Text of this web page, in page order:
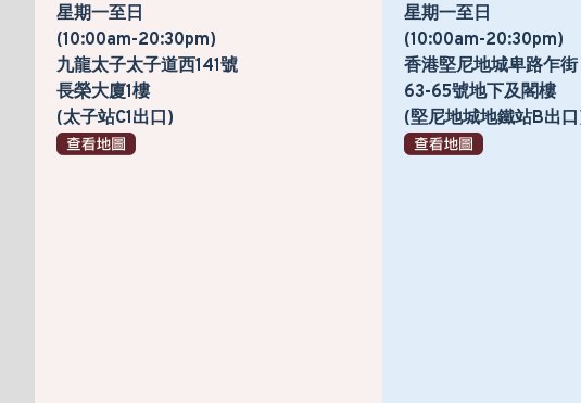
星期一至日
(10:00am-20:30pm)
九龍太子太子道西141號
長榮大廈1樓
(太子站C1出口)
星期一至日
(10:00am-20:30pm)
香港堅尼地城卑路乍街
63-65號地下及閣樓
(堅尼地城地鐵站B出